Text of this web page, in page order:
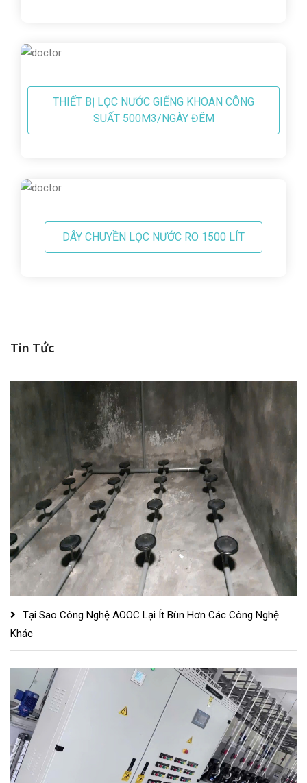
THIẾT BỊ LỌC NƯỚC GIẾNG KHOAN CÔNG
SUẤT 500M3/NGÀY ĐÊM
DÂY CHUYỀN LỌC NƯỚC RO 1500 LÍT
Tin Tức
Tại Sao Công Nghệ AOOC Lại Ít Bùn Hơn Các Công Nghệ
Khác